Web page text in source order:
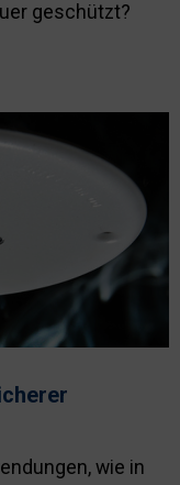
geschützt?
wie in